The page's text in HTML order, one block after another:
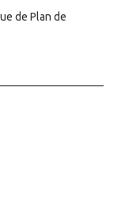
de Plan de